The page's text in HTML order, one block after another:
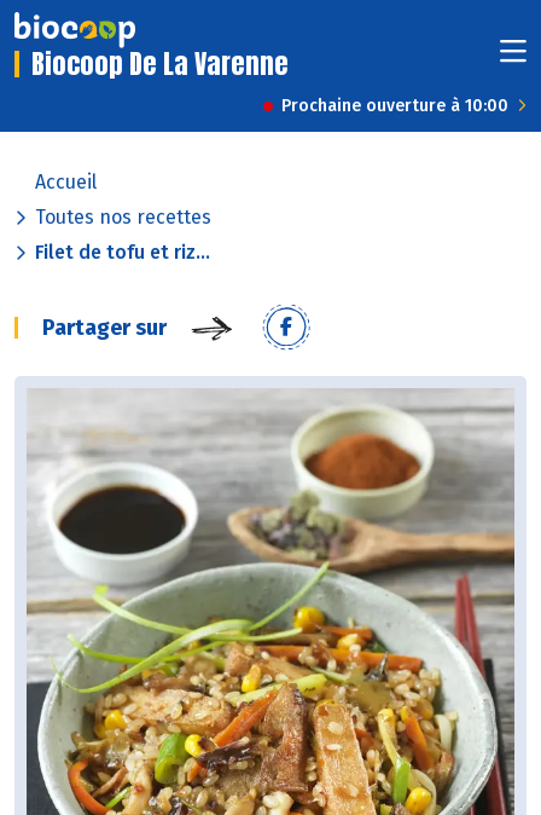
Biocoop De La Varenne
Prochaine ouverture à 10:00
Accueil
Toutes nos recettes
Filet de tofu et riz...
Partager sur